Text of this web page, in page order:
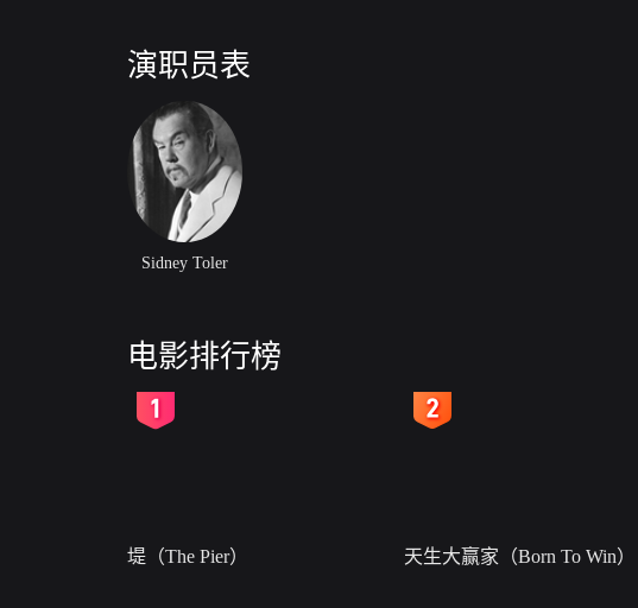
演职员表
Sidney Toler
电影排行榜
堤（The Pier） 天生大赢家（Born To Win）